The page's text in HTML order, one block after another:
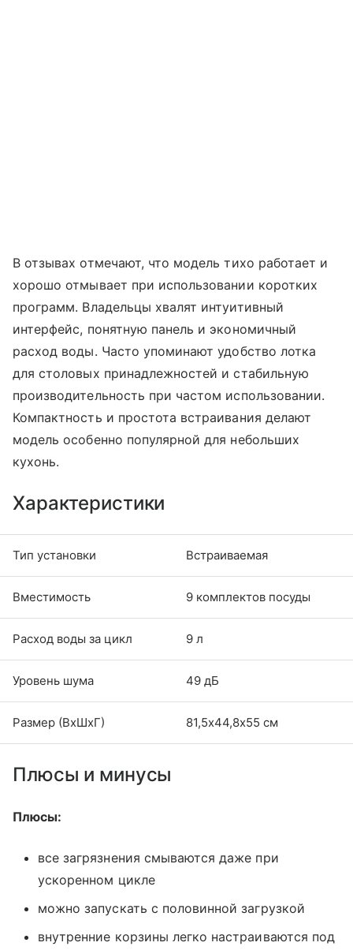
В отзывах отмечают, что модель тихо работает и
хорошо отмывает при использовании коротких
программ. Владельцы хвалят интуитивный
интерфейс, понятную панель и экономичный
расход воды. Часто упоминают удобство лотка
для столовых принадлежностей и стабильную
производительность при частом использовании.
Компактность и простота встраивания делают
модель особенно популярной для небольших
кухонь.
Характеристики
Тип установки Встраиваемая
Вместимость 9 комплектов посуды
Расход воды за цикл 9 л
Уровень шума 49 дБ
Размер (ВхШхГ) 81,5х44,8х55 см
Плюсы и минусы
Плюсы:
все загрязнения смываются даже при
ускоренном цикле
можно запускать с половинной загрузкой
внутренние корзины легко настраиваются под